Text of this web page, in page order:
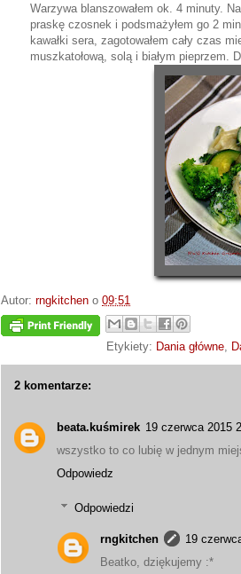
Warzywa blanszowałem ok. 4 minuty.
praskę czosnek i podsmażyłem go 2
kawałki sera, zagotowałem cały czas
muszkatołową, solą i białym pieprzem.
Autor: rngkitchen o 09:51
Etykiety: Dania główne,
2 komentarze:
beata.kuśmirek 19 czerwca 2015
wszystko to co lubię w jednym
Odpowiedz
Odpowiedzi
rngkitchen
19
Beatko, dziękujemy :*